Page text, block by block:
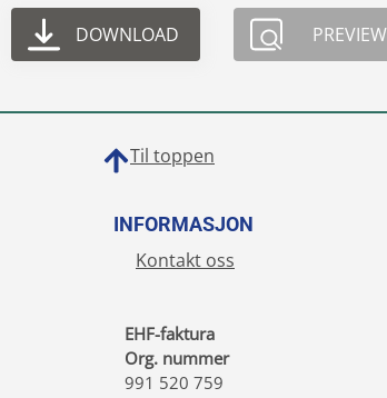
DOWNLOAD PREVIEW
Til toppen
INFORMASJON
Kontakt oss
EHF-faktura
Org. nummer
991 520 759